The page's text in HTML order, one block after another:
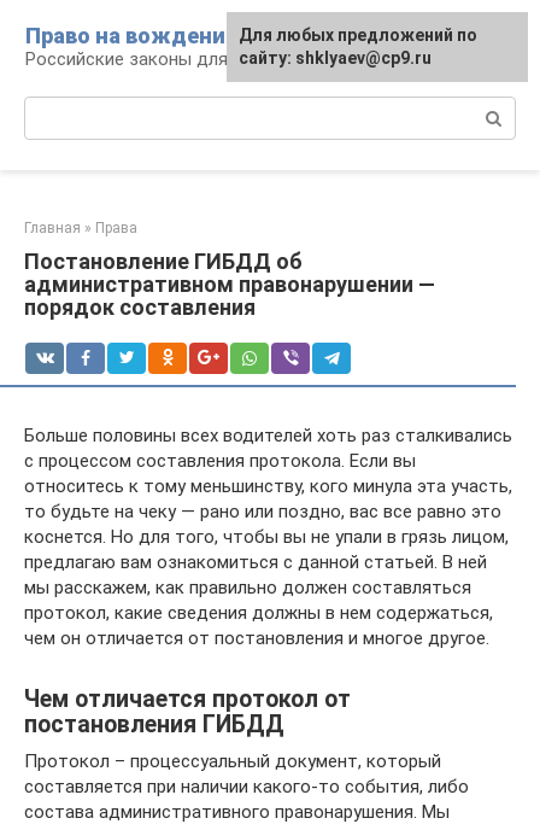
контенту
Право на вождение
Российские законы для автомобилистов
Главная » Права
Постановление ГИБДД об
административном правонарушении —
порядок составления
Больше половины всех водителей хоть раз сталкивались
с процессом составления протокола. Если вы
относитесь к тому меньшинству, кого минула эта участь,
то будьте на чеку — рано или поздно, вас все равно это
коснется. Но для того, чтобы вы не упали в грязь лицом,
предлагаю вам ознакомиться с данной статьей. В ней
мы расскажем, как правильно должен составляться
протокол, какие сведения должны в нем содержаться,
чем он отличается от постановления и многое другое.
Чем отличается протокол от
постановления ГИБДД
Протокол – процессуальный документ, который
составляется при наличии какого-то события, либо
состава административного правонарушения. Мы
Для любых предложений по
сайту: shklyaev@cp9.ru